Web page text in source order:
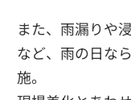
また、雨漏りや
など、雨の日な
施。